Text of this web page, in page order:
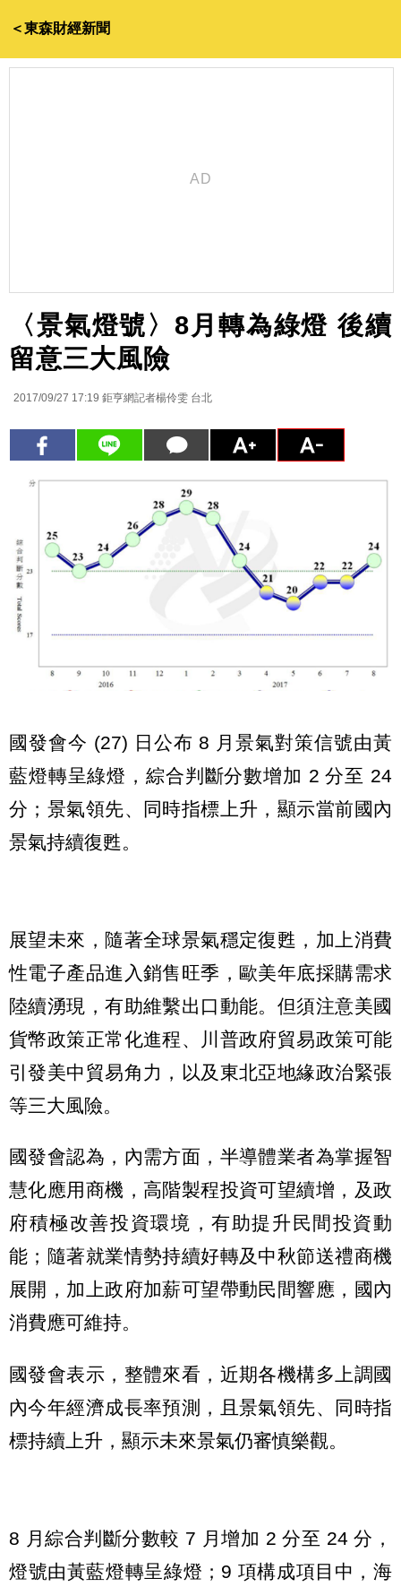
＜東森財經新聞
〈景氣燈號〉8月轉為綠燈 後續
留意三大風險
2017/09/27 17:19 鉅亨網記者楊伶雯 台北
國發會今 (27) 日公布 8 月景氣對策信號由黃
藍燈轉呈綠燈，綜合判斷分數增加 2 分至 24
分；景氣領先、同時指標上升，顯示當前國內
景氣持續復甦。
展望未來，隨著全球景氣穩定復甦，加上消費
性電子產品進入銷售旺季，歐美年底採購需求
陸續湧現，有助維繫出口動能。但須注意美國
貨幣政策正常化進程、川普政府貿易政策可能
引發美中貿易角力，以及東北亞地緣政治緊張
等三大風險。
國發會認為，內需方面，半導體業者為掌握智
慧化應用商機，高階製程投資可望續增，及政
府積極改善投資環境，有助提升民間投資動
能；隨著就業情勢持續好轉及中秋節送禮商機
展開，加上政府加薪可望帶動民間響應，國內
消費應可維持。
國發會表示，整體來看，近期各機構多上調國
內今年經濟成長率預測，且景氣領先、同時指
標持續上升，顯示未來景氣仍審慎樂觀。
8 月綜合判斷分數較 7 月增加 2 分至 24 分，
燈號由黃藍燈轉呈綠燈；9 項構成項目中，海